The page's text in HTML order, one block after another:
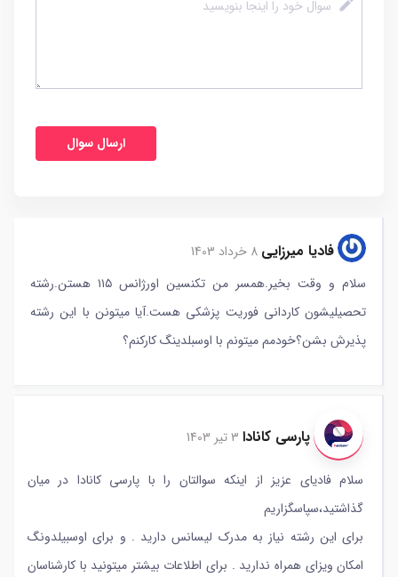
فادیا میرزایی 8 خرداد 1403
سلام و وقت بخیر.همسر من تکنسین اورژانس ۱۱۵ هستن.رشته
تحصیلیشون کاردانی فوریت پزشکی هست.آیا میتونن با این رشته
پذیرش بشن؟خودمم میتونم با اوسبلدینگ کارکنم؟
پارسی کانادا 3 تیر 1403
سلام فادیای عزیز از اینکه سوالتان را با پارسی کانادا در میان
گذاشتید،سپاسگزاریم
برای این رشته نیاز به مدرک لیسانس دارید . و برای اوسبیلدونگ
امکان ویزای همراه ندارید . برای اطلاعات بیشتر میتونید با کارشناسان